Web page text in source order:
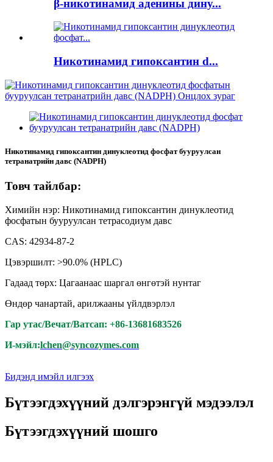
β-никотинамид аденины дину...
Никотинамид гипоксантин d...
Никотинамид гипоксантин динуклеотид фосфат бууруулсан
тетранатрийн давс (NADPH)
Товч тайлбар:
Химийн нэр: Никотинамид гипоксантин динуклеотид
фосфатын бууруулсан тетрасодиум давс
CAS: 42934-87-2
Цэвэршилт: >90.0% (HPLC)
Гадаад төрх: Цагаанаас шаргал өнгөтэй нунтаг
Өндөр чанартай, арилжааны үйлдвэрлэл
Гар утас/Вечат/Ватсап: +86-13681683526
И-мэйл:lchen@syncozymes.com
Бидэнд имэйл илгээх
Бүтээгдэхүүний дэлгэрэнгүй мэдээлэл
Бүтээгдэхүүний шошго